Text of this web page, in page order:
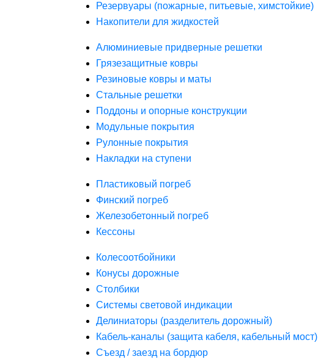
Резервуары (пожарные, питьевые, химстойкие)
Накопители для жидкостей
Алюминиевые придверные решетки
Грязезащитные ковры
Резиновые ковры и маты
Стальные решетки
Поддоны и опорные конструкции
Модульные покрытия
Рулонные покрытия
Накладки на ступени
Пластиковый погреб
Финский погреб
Железобетонный погреб
Кессоны
Колесоотбойники
Конусы дорожные
Столбики
Системы световой индикации
Делиниаторы (разделитель дорожный)
Кабель-каналы (защита кабеля, кабельный мост)
Съезд / заезд на бордюр